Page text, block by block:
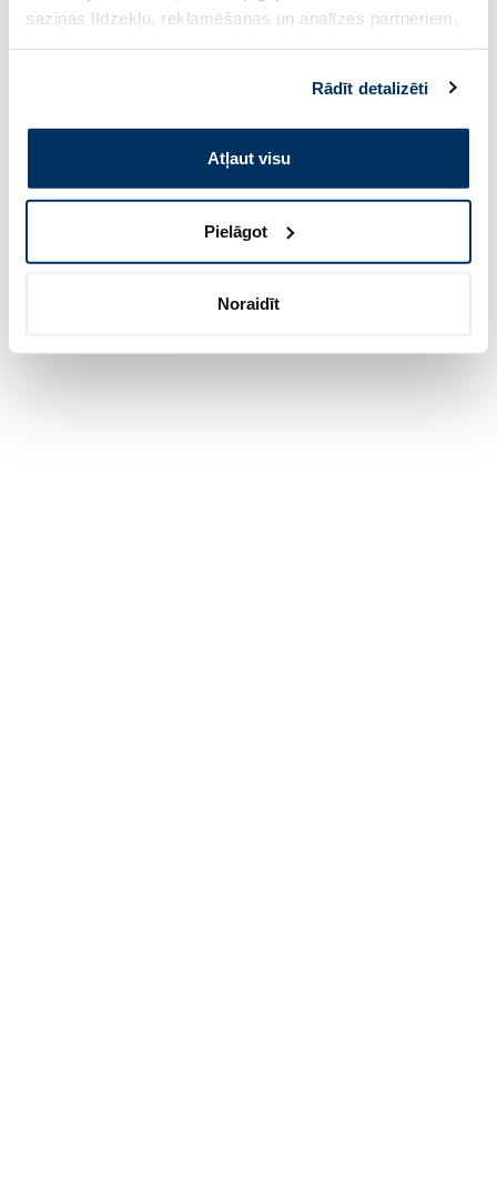
saziņas līdzekļu, reklamēšanas un analīzes partneriem,
pakalpojumus. Ja piekrītat šo papildu sīkdatņu
izmantošanai, lūdzu, atzīmējiet savu izvēli:
Rādīt detalizēti
Atļaut visu
Pielāgot
Noraidīt